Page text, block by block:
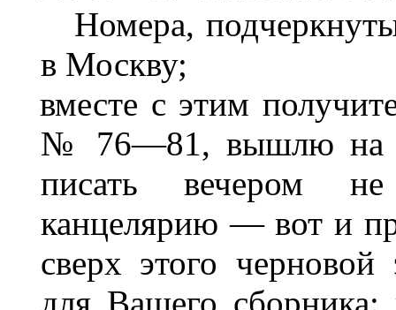
Номера,
в Москву;
вместе с этим
№ 76—81, вышлю на
писать вечером
канцелярию — вот и
сверх этого